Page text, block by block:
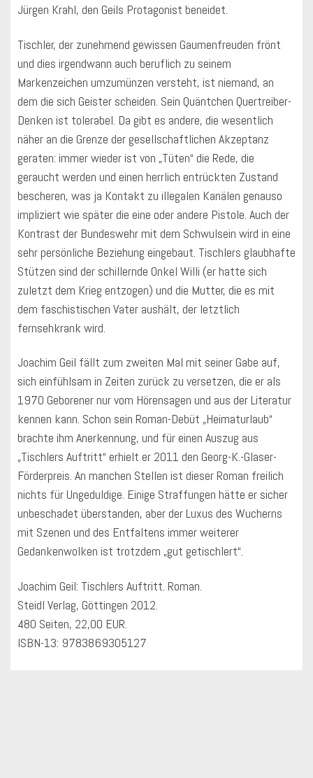
Jürgen Krahl, den Geils Protagonist beneidet.
Tischler, der zunehmend gewissen Gaumenfreuden frönt
und dies irgendwann auch beruflich zu seinem
Markenzeichen umzumünzen versteht, ist niemand, an
dem die sich Geister scheiden. Sein Quäntchen Quertreiber-
Denken ist tolerabel. Da gibt es andere, die wesentlich
näher an die Grenze der gesellschaftlichen Akzeptanz
geraten: immer wieder ist von „Tüten“ die Rede, die
geraucht werden und einen herrlich entrückten Zustand
bescheren, was ja Kontakt zu illegalen Kanälen genauso
impliziert wie später die eine oder andere Pistole. Auch der
Kontrast der Bundeswehr mit dem Schwulsein wird in eine
sehr persönliche Beziehung eingebaut. Tischlers glaubhafte
Stützen sind der schillernde Onkel Willi (er hatte sich
zuletzt dem Krieg entzogen) und die Mutter, die es mit
dem faschistischen Vater aushält, der letztlich
fernsehkrank wird.
Joachim Geil fällt zum zweiten Mal mit seiner Gabe auf,
sich einfühlsam in Zeiten zurück zu versetzen, die er als
1970 Geborener nur vom Hörensagen und aus der Literatur
kennen kann. Schon sein Roman-Debüt „Heimaturlaub“
brachte ihm Anerkennung, und für einen Auszug aus
„Tischlers Auftritt“ erhielt er 2011 den Georg-K.-Glaser-
Förderpreis. An manchen Stellen ist dieser Roman freilich
nichts für Ungeduldige. Einige Straffungen hätte er sicher
unbeschadet überstanden, aber der Luxus des Wucherns
mit Szenen und des Entfaltens immer weiterer
Gedankenwolken ist trotzdem „gut getischlert“.
Joachim Geil: Tischlers Auftritt. Roman.
Steidl Verlag, Göttingen 2012.
480 Seiten, 22,00 EUR.
ISBN-13: 9783869305127